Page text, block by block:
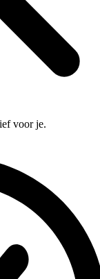
voor je.